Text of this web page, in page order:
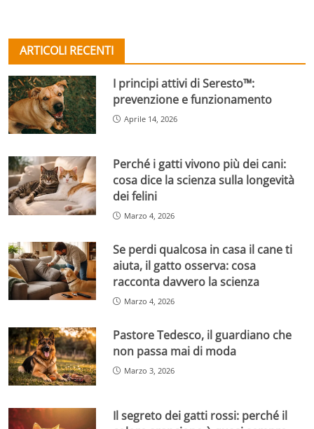
ARTICOLI RECENTI
I principi attivi di Seresto™:
prevenzione e funzionamento
Aprile 14, 2026
Perché i gatti vivono più dei cani:
cosa dice la scienza sulla longevità
dei felini
Marzo 4, 2026
Se perdi qualcosa in casa il cane ti
aiuta, il gatto osserva: cosa
racconta davvero la scienza
Marzo 4, 2026
Pastore Tedesco, il guardiano che
non passa mai di moda
Marzo 3, 2026
Il segreto dei gatti rossi: perché il